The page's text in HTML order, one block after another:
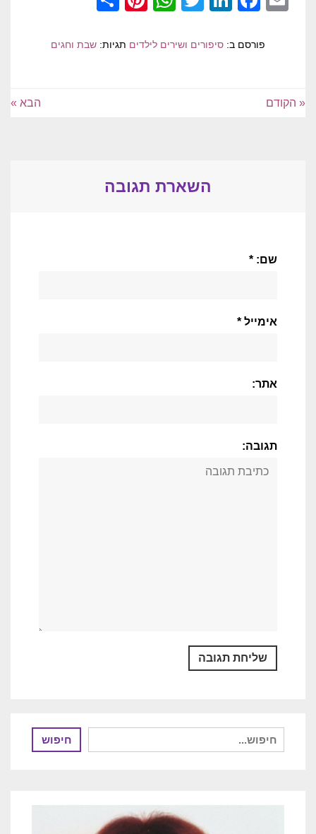
פורסם ב: סיפורים ושירים לילדים תגיות: שבת וחגים
« הקודם הבא »
השארת תגובה
שם: *
אימייל *
אתר:
תגובה:
חיפוש
עבור:
חיפוש